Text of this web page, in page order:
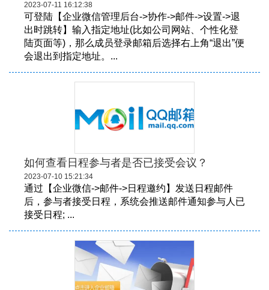
2023-07-11 16:12:38
可登陆【企业微信管理后台->协作->邮件->设置->退
出时跳转】输入指定地址(比如公司网站、个性化登
陆页面等)，那么成员登录邮箱后选择右上角“退出”便
会退出到指定地址。...
如何查看日程参与者是否已接受会议？
2023-07-10 15:21:34
通过【企业微信->邮件->日程邀约】发送日程邮件
后，参与者接受日程，系统会推送邮件通知参与人已
接受日程; ...